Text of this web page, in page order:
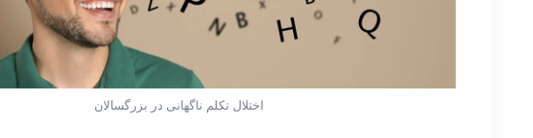
اختلال تکلم ناگهانی در بزرگسالان